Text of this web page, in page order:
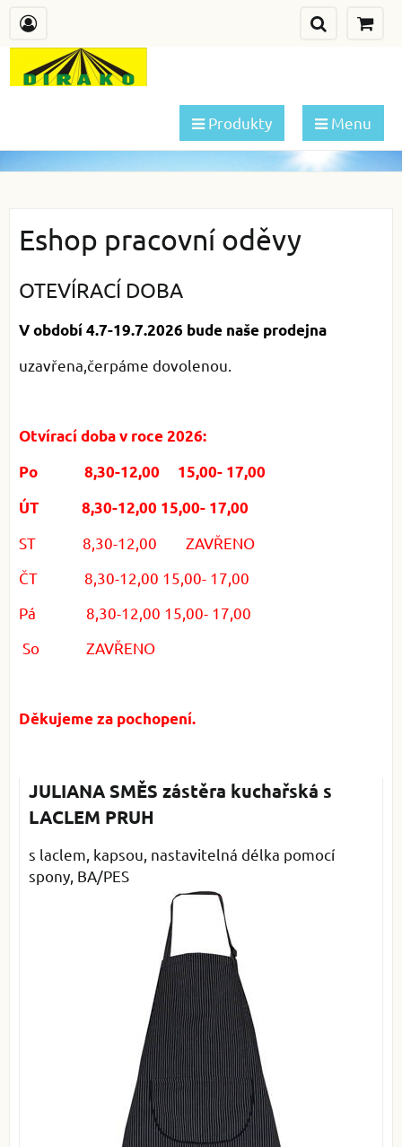
Produkty Menu
Eshop pracovní oděvy
OTEVÍRACÍ DOBA
V období 4.7-19.7.2026 bude naše prodejna
uzavřena,čerpáme dovolenou.
Otvírací doba v roce 2026:
Po 8,30-12,00 15,00- 17,00
ÚT 8,30-12,00 15,00- 17,00
ST 8,30-12,00 ZAVŘENO
ČT 8,30-12,00 15,00- 17,00
Pá 8,30-12,00 15,00- 17,00
So ZAVŘENO
Děkujeme za pochopení.
JULIANA SMĚS zástěra kuchařská s
LACLEM PRUH
s laclem, kapsou, nastavitelná délka pomocí
spony, BA/PES